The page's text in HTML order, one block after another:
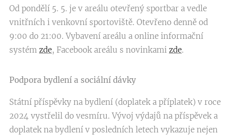
Od pondělí 5. 5. je v areálu otevřený sportbar a vedle
vnitřních i venkovní sportoviště. Otevřeno denně od
9:00 do 21:00. Vybavení areálu a online informační
systém zde, Facebook areálu s novinkami zde.
Podpora bydlení a sociální dávky
Státní příspěvky na bydlení (doplatek a příplatek) v roce
2024 vystřelil do vesmíru. Vývoj výdajů na příspěvek a
doplatek na bydlení v posledních letech vykazuje nejen